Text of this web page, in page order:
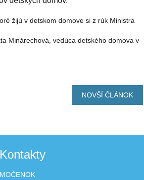
žijú v detskom domove si z rúk Ministra
Minárechová, vedúca detského domova v
NOVŠÍ ČLÁNOK
Kontakty
MOČENOK